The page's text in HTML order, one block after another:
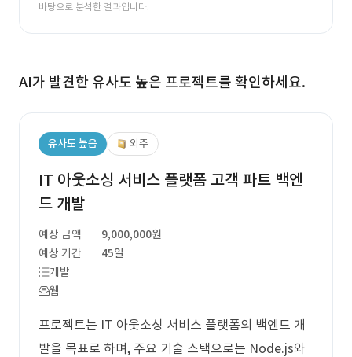
바탕으로 분석한 결과입니다.
AI가 발견한 유사도 높은 프로젝트를 확인하세요.
유사도 높음 외주
IT 아웃소싱 서비스 플랫폼 고객 파트 백엔
드 개발
예상 금액
9,000,000원
예상 기간
45일
개발
웹
프로젝트는 IT 아웃소싱 서비스 플랫폼의 백엔드 개
발을 목표로 하며, 주요 기술 스택으로는 Node.js와